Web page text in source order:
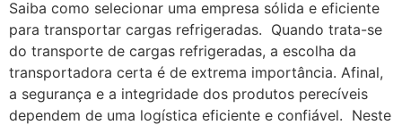
Saiba como selecionar uma empresa sólida e eficiente
para transportar cargas refrigeradas. Quando trata-se
do transporte de cargas refrigeradas, a escolha da
transportadora certa é de extrema importância. Afinal,
a segurança e a integridade dos produtos perecíveis
dependem de uma logística eficiente e confiável. Neste